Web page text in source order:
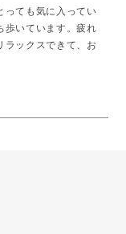
っても気に入ってい
歩いています。疲れ
ラックスできて、お